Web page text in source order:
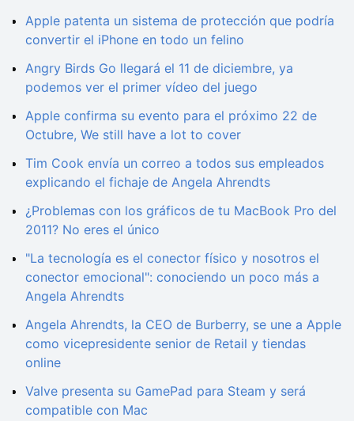
Apple patenta un sistema de protección que podría
convertir el iPhone en todo un felino
Angry Birds Go llegará el 11 de diciembre, ya
podemos ver el primer vídeo del juego
Apple confirma su evento para el próximo 22 de
Octubre, We still have a lot to cover
Tim Cook envía un correo a todos sus empleados
explicando el fichaje de Angela Ahrendts
¿Problemas con los gráficos de tu MacBook Pro del
2011? No eres el único
"La tecnología es el conector físico y nosotros el
conector emocional": conociendo un poco más a
Angela Ahrendts
Angela Ahrendts, la CEO de Burberry, se une a Apple
como vicepresidente senior de Retail y tiendas
online
Valve presenta su GamePad para Steam y será
compatible con Mac